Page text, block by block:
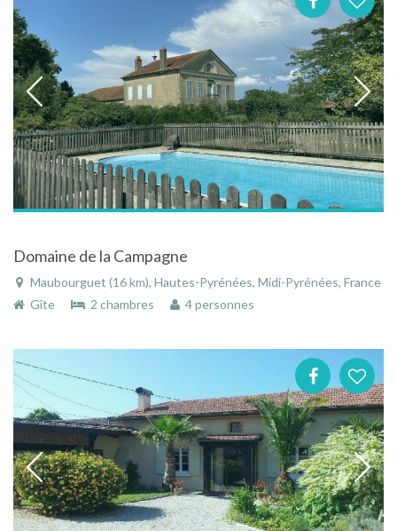
Domaine de la Campagne
Maubourguet (16 km), Hautes-Pyrénées, Midi-Pyrénées, France
Gîte
2 chambres 4 personnes